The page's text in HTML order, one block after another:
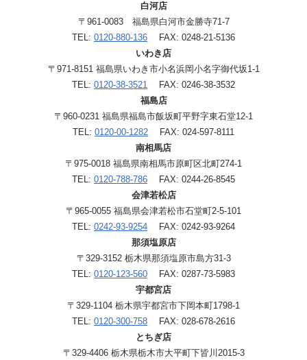
白河店
〒961-0083 福島県白河市金勝寺71-7
TEL: 0120-880-136 FAX: 0248-21-5136
いわき店
〒971-8151 福島県いわき市小名浜岡小名字御代坂1-1
TEL: 0120-38-3521 FAX: 0246-38-3532
福島店
〒960-0231 福島県福島市飯坂町平野字東石堂12-1
TEL: 0120-00-1282 FAX: 024-597-8111
南相馬店
〒975-0018 福島県南相馬市原町区北町274-1
TEL: 0120-788-786 FAX: 0244-26-8545
会津若松店
〒965-0055 福島県会津若松市石堂町2-5-101
TEL: 0242-93-9254 FAX: 0242-93-9264
那須塩原店
〒329-3152 栃木県那須塩原市島方31-3
TEL: 0120-123-560 FAX: 0287-73-5983
宇都宮店
〒329-1104 栃木県宇都宮市下岡本町1798-1
TEL: 0120-300-758 FAX: 028-678-2616
とちぎ店
〒329-4406 栃木県栃木市大平町下皆川2015-3